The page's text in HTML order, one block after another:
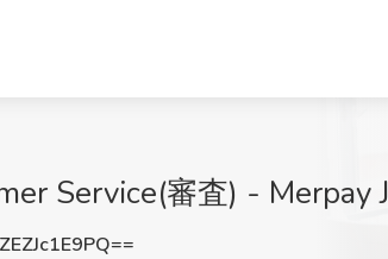
Service(審査) - Merpay